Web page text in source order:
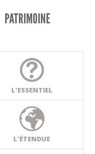
PATRIMOINE
L'ESSENTIEL
L'ÉTENDUE